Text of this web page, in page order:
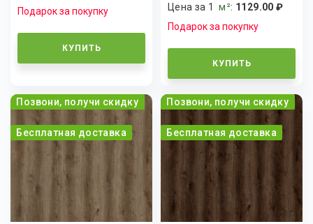
Подарок за покупку
КУПИТЬ
Цена за 1м²: 1129.00 ₽
Подарок за покупку
КУПИТЬ
Позвони, получи скидку
Бесплатная доставка
Позвони, получи скидку
Бесплатная доставка